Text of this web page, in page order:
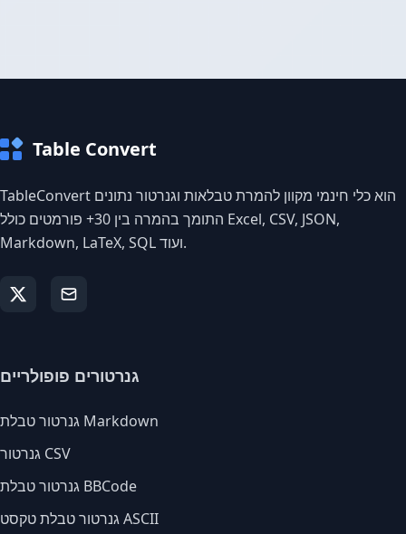
Table Convert
TableConvert הוא כלי חינמי מקוון להמרת טבלאות וגנרטור נתונים
התומך בהמרה בין 30+ פורמטים כולל Excel, CSV, JSON,
Markdown, LaTeX, SQL ועוד.
גנרטורים פופולריים
גנרטור טבלת Markdown
גנרטור CSV
גנרטור טבלת BBCode
גנרטור טבלת טקסט ASCII